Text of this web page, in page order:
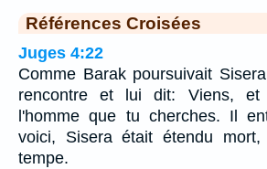
Références Croisées
Juges 4:22
Comme Barak poursuivait
rencontre et lui dit: Viens, et
l'homme que tu cherches. Il
voici, Sisera était étendu
tempe.